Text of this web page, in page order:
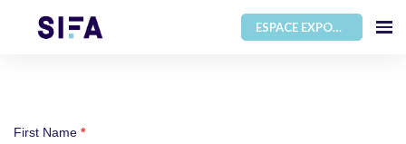
ESPACE EXPOSANT
First Name